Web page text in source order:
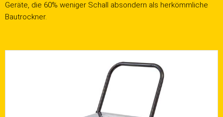
Geräte, die 60% weniger Schall absondern als herkömmliche
Bautrockner.